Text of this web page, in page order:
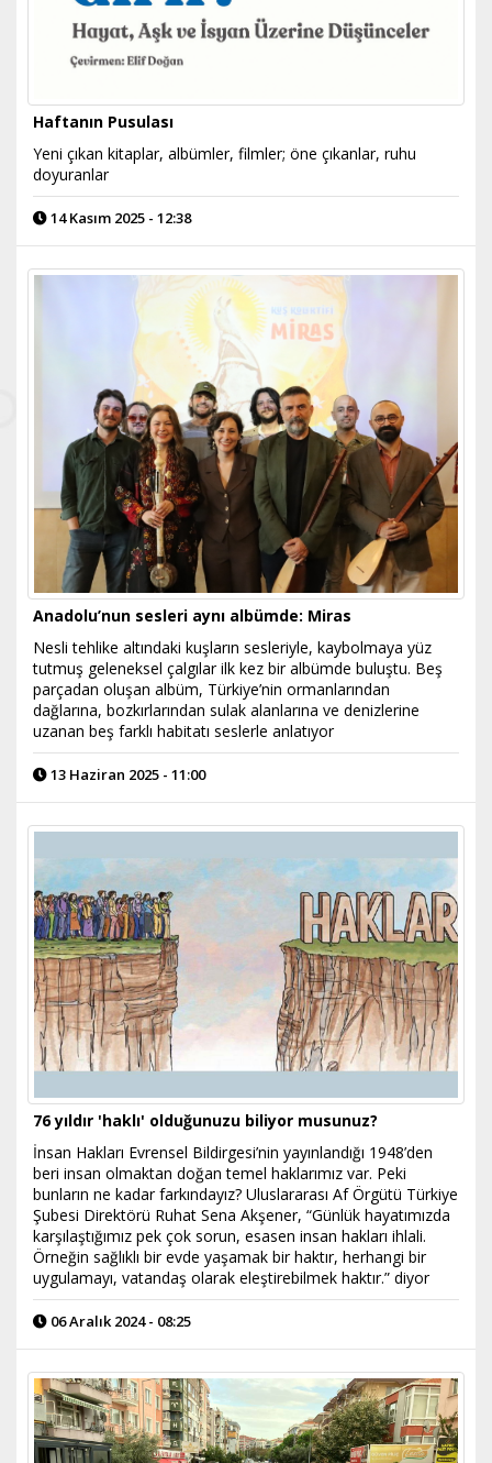
Haftanın Pusulası
Yeni çıkan kitaplar, albümler, filmler; öne çıkanlar, ruhu
doyuranlar
14 Kasım 2025 - 12:38
Anadolu’nun sesleri aynı albümde: Miras
Nesli tehlike altındaki kuşların sesleriyle, kaybolmaya yüz
tutmuş geleneksel çalgılar ilk kez bir albümde buluştu. Beş
parçadan oluşan albüm, Türkiye’nin ormanlarından
dağlarına, bozkırlarından sulak alanlarına ve denizlerine
uzanan beş farklı habitatı seslerle anlatıyor
13 Haziran 2025 - 11:00
76 yıldır 'haklı' olduğunuzu biliyor musunuz?
​İnsan Hakları Evrensel Bildirgesi’nin yayınlandığı 1948’den
beri insan olmaktan doğan temel haklarımız var. Peki
bunların ne kadar farkındayız? Uluslararası Af Örgütü Türkiye
Şubesi Direktörü Ruhat Sena Akşener, “Günlük hayatımızda
karşılaştığımız pek çok sorun, esasen insan hakları ihlali.
Örneğin sağlıklı bir evde yaşamak bir haktır, herhangi bir
uygulamayı, vatandaş olarak eleştirebilmek haktır.” diyor
06 Aralık 2024 - 08:25